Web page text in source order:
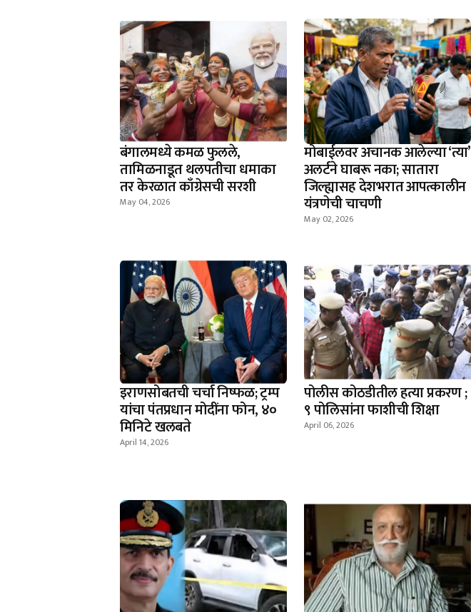
बंगालमध्ये कमळ फुलले,
तामिळनाडूत थलपतीचा धमाका
तर केरळात काँग्रेसची सरशी
May 04, 2026
मोबाईलवर अचानक आलेल्या ‘त्या’
अलर्टने घाबरू नका; सातारा
जिल्ह्यासह देशभरात आपत्कालीन
यंत्रणेची चाचणी
May 02, 2026
इराणसोबतची चर्चा निष्फळ; ट्रम्प
यांचा पंतप्रधान मोदींना फोन, ४०
मिनिटे खलबते
April 14, 2026
पोलीस कोठडीतील हत्या प्रकरण ;
९ पोलिसांना फाशीची शिक्षा
April 06, 2026